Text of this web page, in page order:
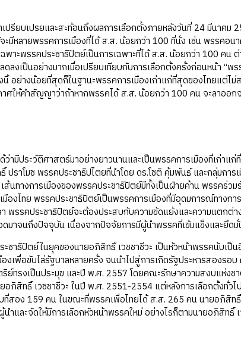
บเปรยและสะท้อนถึงผลการเลือกตั้งภายหลังวันที่ 24 มีนาคม
มีหลายพรรคการเมืองที่ได้ ส.ส. น้อยกว่า 100 ที่นั่ง เช่น พรรคอ
ฉพาะพรรคประชาธิปัตย์เป็นการเฉพาะที่ได้ ส.ส. น้อยกว่า 100 ค
ลงเป็นอย่างมากเมื่อเปรียบเทียบกับการเลือกตั้งครั้งก่อนหน้า “พ
อย่างน้อยที่สุดก็ในฐานะพรรคการเมืองเก่าแก่ที่สุดของไทยแต่ไม่
ศให้คำสัญญาว่าถ้าหากพรรคได้ ส.ส. น้อยกว่า 100 คน จะลาออก
ระวัติศาสตร์มาอย่างยาวนานและเป็นพรรคการเมืองที่เก่าแก่
ปราโมช พรรคประชาธิปไตยที่นำโดย ดร.โชติ คุ้มพันธ์ และกลุ่มก
นทางการเมืองของพรรคประชาธิปัตย์มีทั้งเป็นฝ่ายค้าน พรรคร่ว
มืองไทย พรรคประชาธิปัตย์เป็นพรรคการเมืองที่มีอุดมการณ์ทาง
า พรรคประชาธิปัตย์จะต้องประสบกับความขัดแย้งและความแตก
มาจนถึงปัจจุบัน เนื่องจากปัจจัยการมีผู้นำพรรคที่เข้มแข็งและยึด
ปัตย์ในยุคของนายอภิสิทธิ์ เวชชาชีวะ เป็นหัวหน้าพรรคนับเป็น
องเพื่อขับไล่รัฐบาลหลายครั้ง จนนำไปสู่การเกิดรัฐประหารสอง
ย์ทรงเป็นประมุข และปี พ.ศ. 2557 โดยคณะรักษาความสงบแห่งช
ภิสิทธิ์ เวชชาชีวะ ในปี พ.ศ. 2551-2554 แต่หลังการเลือกตั้งทั่
ที่สอง 159 คน ในขณะที่พรรคเพื่อไทยได้ ส.ส. 265 คน นายอภิสิท
ำและจัดให้มีการเลือกหัวหน้าพรรคใหม่ อย่างไรก็ตามนายอภิสิทธิ์